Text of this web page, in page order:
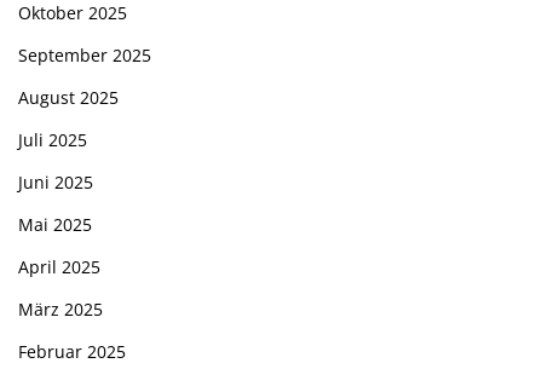
Oktober 2025
September 2025
August 2025
Juli 2025
Juni 2025
Mai 2025
April 2025
März 2025
Februar 2025